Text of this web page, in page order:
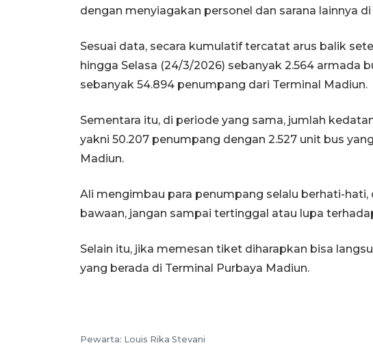
dengan menyiagakan personel dan sarana lainnya
Sesuai data, secara kumulatif tercatat arus balik
hingga Selasa (24/3/2026) sebanyak 2.564 armada
sebanyak 54.894 penumpang dari Terminal Madiun.
Sementara itu, di periode yang sama, jumlah
yakni 50.207 penumpang dengan 2.527 unit bus
Madiun.
Ali mengimbau para penumpang selalu berhati-
bawaan, jangan sampai tertinggal atau lupa
Selain itu, jika memesan tiket diharapkan bisa
yang berada di Terminal Purbaya Madiun.
Pewarta: Louis Rika Stevani